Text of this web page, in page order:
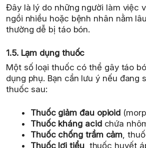
Đây là lý do những người làm việc
ngồi nhiều hoặc bệnh nhân nằm
thường dễ bị táo bón.
1.5. Lạm dụng thuốc
Một số loại thuốc có thể gây táo
dụng phụ. Bạn cần lưu ý nếu đang
thuốc sau:
Thuốc giảm đau opioid
Thuốc kháng acidchứa
Thuốc chống trầm cảm,
Thuốc lợi tiểu, thuốc huyết